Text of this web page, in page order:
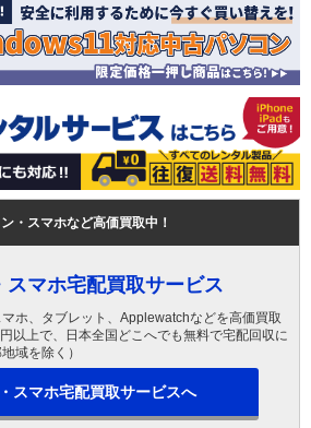
・スマホなど高価買取中！
スマホ宅配買取サービス
ホ、タブレット、Applewatchなどを高価買取
以上で、日本全国どこへでも無料で宅配回収に
域を除く）
スマホ宅配買取サービスへ